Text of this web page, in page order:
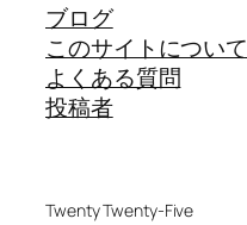
ブログ
このサイトについて
よくある質問
投稿者
Twenty Twenty-Five